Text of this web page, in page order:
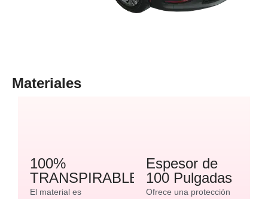
Materiales
100%
TRANSPIRABLE
El material es
Espesor de
100 Pulgadas
Ofrece una protección